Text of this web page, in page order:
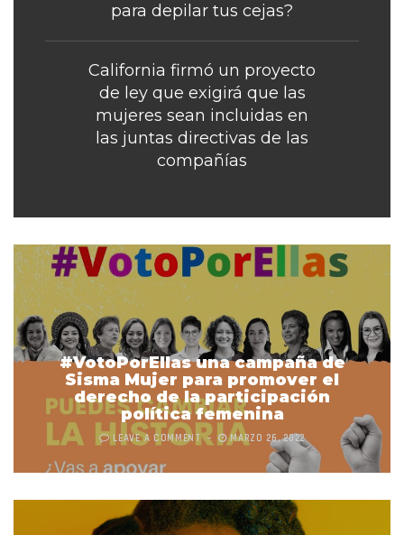
para depilar tus cejas?
California firmó un proyecto
de ley que exigirá que las
mujeres sean incluidas en
las juntas directivas de las
compañías
#VotoPorEllas una campaña de
Sisma Mujer para promover el
derecho de la participación
política femenina
LEAVE A COMMENT MARZO 26, 2022